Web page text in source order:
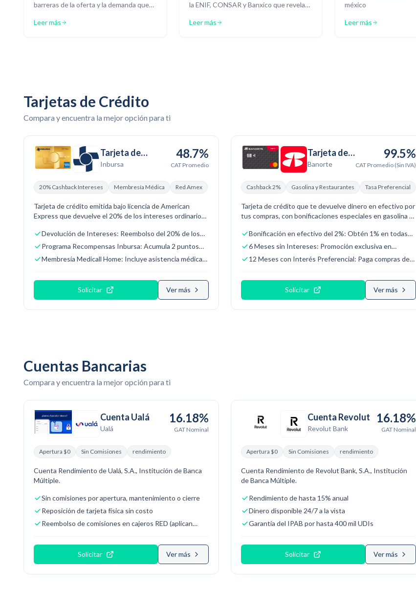
barreras de la oferta y la demanda que
financieros formales.
Leer más
la ENIF, CONSAR y Banxico que revela
cuáles son los retos para pasar del
Leer más
méxico
Leer más
Tarjetas de Crédito
Compara y encuentra la mejor opción para ti
Tarjeta de
Crédito Inbursa
Óptima
Inbursa
48.7%
CAT Promedio
20% Cashback Intereses Membresía Médica Red Amex
Tarjeta de crédito emitida bajo licencia de American
Express que devuelve el 20% de los intereses ordinarios
pagos puntuales consecutivos.
Devolución de Intereses: Reembolso del 20% de los
intereses ordinarios pagados al realizar puntualmente
Programa Recompensas Inbursa: Acumula 2 puntos
por dólar en extranjero y aviones, 1.5 en restaurantes y
Membresía Medicall Home: Incluye asistencia médica
extensivo a esposa e hijos.
Solicitar
Ver más
Tarjeta de
Crédito
Banorte
Por Ti
Banorte
99.5%
CAT Promedio (Sin IVA)
Cashback 2% Gasolina y Restaurantes Tasa Preferencial
Tarjeta de crédito que te devuelve dinero en efectivo por
tus compras, con bonificaciones especiales en gasolina y
preferencial
Bonificación en efectivo del 2%: Obtén 1% en todas
tus compras y un 1% adicional en gasolina (lunes a
6 Meses sin Intereses: Promoción exclusiva en
compras durante los primeros 30 días posteriores a la
12 Meses con Interés Preferencial: Paga compras de
Solicitar Ver más
Cuentas Bancarias
Compara y encuentra la mejor opción para ti
Cuenta Ualá
Ualá
16.18%
GAT Nominal
Apertura $0 Sin Comisiones rendimiento
Cuenta Rendimiento de Ualá, S.A., Institución de Banca
Múltiple.
Sin comisiones por apertura, mantenimiento o cierre
Reposición de tarjeta física sin costo
Reembolso de comisiones en cajeros RED (aplican
Solicitar Ver más
Cuenta Revolut
Revolut Bank
16.18%
GAT Nominal
Apertura $0 Sin Comisiones rendimiento
Cuenta Rendimiento de Revolut Bank, S.A., Institución
de Banca Múltiple.
Rendimiento de hasta 15% anual
Dinero disponible 24/7 a la vista
Garantía del IPAB por hasta 400 mil UDIs
Solicitar Ver más